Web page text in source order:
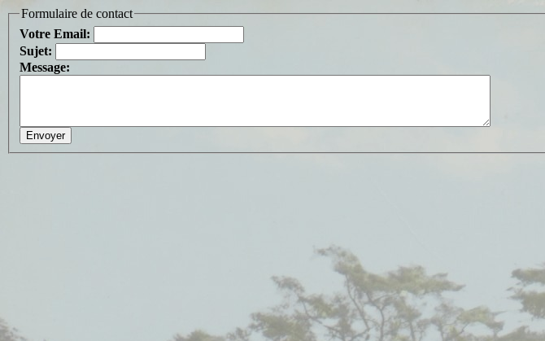
Formulaire de contact
Votre Email:
Sujet:
Message: